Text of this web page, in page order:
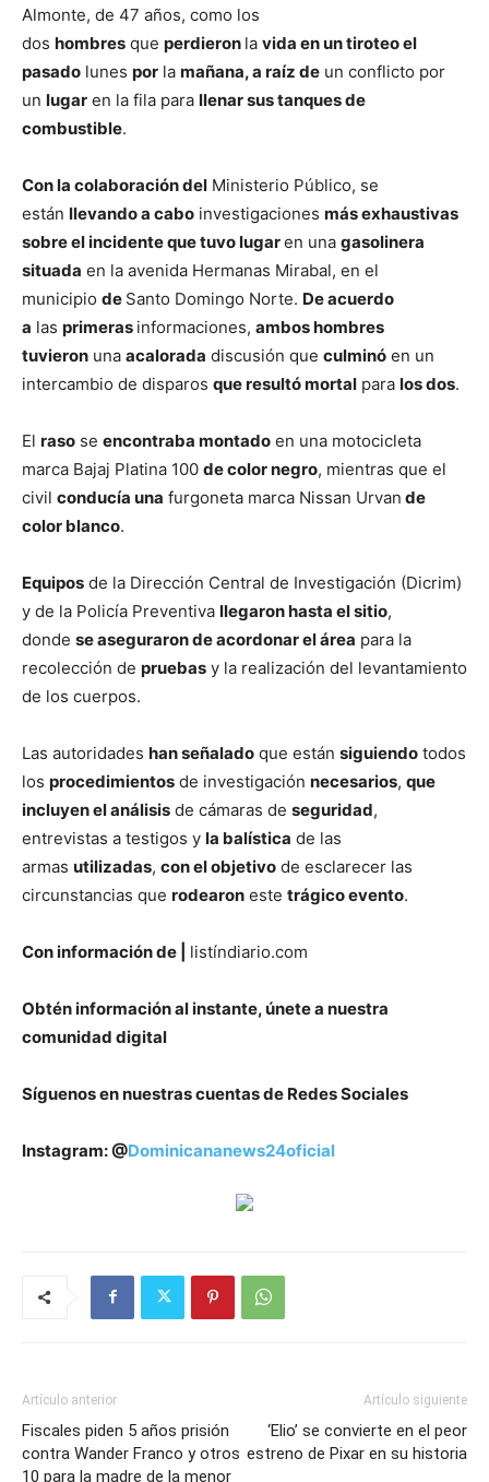
Almonte, de 47 años, como los
dos hombres que perdieron la vida en un tiroteo el
pasado lunes por la mañana, a raíz de un conflicto por
un lugar en la fila para llenar sus tanques de
combustible.
Con la colaboración del Ministerio Público, se
están llevando a cabo investigaciones más exhaustivas
sobre el incidente que tuvo lugaren una gasolinera
situada en la avenida Hermanas Mirabal, en el
municipio de Santo Domingo Norte. De acuerdo
a las primeras informaciones, ambos hombres
tuvieron una acalorada discusión que culminó en un
intercambio de disparos que resultó mortal para los dos.
El raso se encontraba montado en una motocicleta
marca Bajaj Platina 100 de color negro, mientras que el
civil conducía una furgoneta marca Nissan Urvan de
color blanco.
Equipos de la Dirección Central de Investigación (Dicrim)
y de la Policía Preventiva llegaron hasta el sitio,
donde se aseguraron de acordonar el área para la
recolección de pruebas y la realización del levantamiento
de los cuerpos.
Las autoridades han señalado que están siguiendo todos
los procedimientos de investigación necesarios, que
incluyen el análisis de cámaras de seguridad,
entrevistas a testigos y la balística de las
armas utilizadas, con el objetivo de esclarecer las
circunstancias que rodearon este trágico evento.
Con información de | listíndiario.com
Obtén información al instante, únete a nuestra
comunidad digital
Síguenos en nuestras cuentas de Redes Sociales
Instagram: @Dominicananews24oficial
Artículo anterior
Fiscales piden 5 años prisión
contra Wander Franco y otros
10 para la madre de la menor
Artículo siguiente
‘Elio’ se convierte en el peor
estreno de Pixar en su historia